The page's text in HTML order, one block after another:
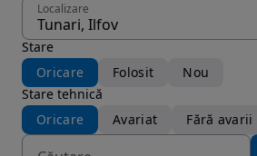
Localizare
Tunari, Ilfov
Stare
Oricare
Folosit
Nou
Stare tehnică
Oricare
Avariat Fără avarii